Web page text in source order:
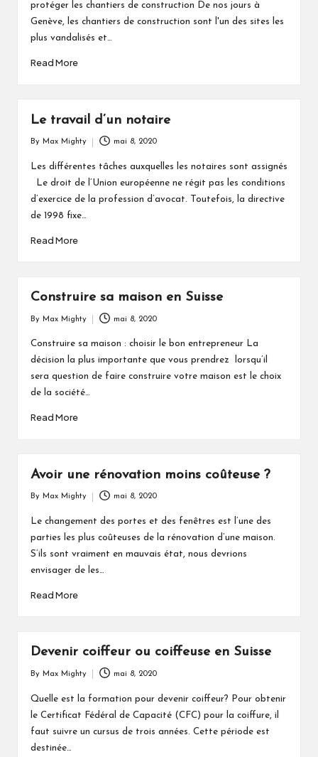
protéger les chantiers de construction De nos jours à
Genève, les chantiers de construction sont l'un des sites les
plus vandalisés et…
Read More
Le travail d’un notaire
by
By Max Mighty mai 8, 2020
Les différentes tâches auxquelles les notaires sont assignés
Le droit de l’Union européenne ne régit pas les conditions
d’exercice de la profession d’avocat. Toutefois, la directive
de 1998 fixe…
Read More
Construire sa maison en Suisse
by
By Max Mighty mai 8, 2020
Construire sa maison : choisir le bon entrepreneur La
décision la plus importante que vous prendrez lorsqu’il
sera question de faire construire votre maison est le choix
de la société…
Read More
Avoir une rénovation moins coûteuse ?
by
By Max Mighty mai 8, 2020
Le changement des portes et des fenêtres est l’une des
parties les plus coûteuses de la rénovation d’une maison.
S’ils sont vraiment en mauvais état, nous devrions
envisager de les…
Read More
Devenir coiffeur ou coiffeuse en Suisse
by
By Max Mighty mai 8, 2020
Quelle est la formation pour devenir coiffeur? Pour obtenir
le Certificat Fédéral de Capacité (CFC) pour la coiffure, il
faut suivre un cursus de trois années. Cette période est
destinée…